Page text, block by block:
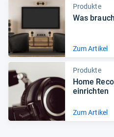
Produkte
Was
Zum Artikel
Produkte
Home
ein­rich­ten
Zum Artikel